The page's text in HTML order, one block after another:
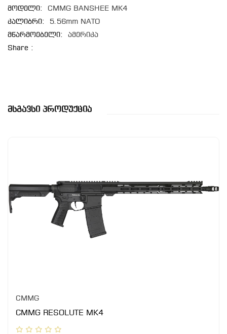
მოდელი:
CMMG BANSHEE MK4
კალიბრი:
5.56mm NATO
მწარმოებელი:
ამერიკა
Share :
Მსგავსი Პროდუქცია
CMMG
CMMG RESOLUTE MK4